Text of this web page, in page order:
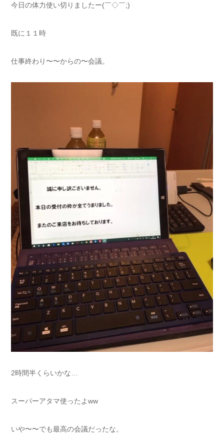
今日の体力使い切りましたー(￣◇￣;)
既に１１時
仕事終わり〜〜からの〜会議。
2時間半くらいかな…
スーパーアタマ使ったよww
いや〜〜でも最高の会議だったな。